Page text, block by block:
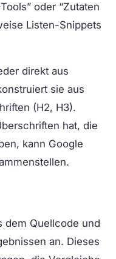
oder “Zutaten
Listen-Snippets
direkt aus
sie aus
(H2, H3).
hat, die
kann Google
dem Quellcode und
an. Dieses